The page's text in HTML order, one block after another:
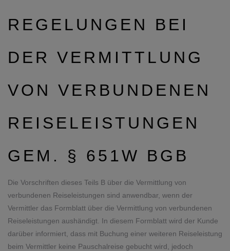
REGELUNGEN BEI
DER VERMITTLUNG
VON VERBUNDENEN
REISELEISTUNGEN
GEM. § 651W BGB
Die Vorschriften dieses Teils B über die Vermittlung von
verbundenen Reiseleistungen sind anwendbar, wenn der
Vermittler das Formblatt über die Vermittlung von verbundenen
Reiseleistungen aushändigt. In diesem Formblatt wird der Kunde
darüber informiert, dass mit Buchung einer weiteren Reiseleistung
beim Vermittler keine Pauschalreise gebucht wird, jedoch